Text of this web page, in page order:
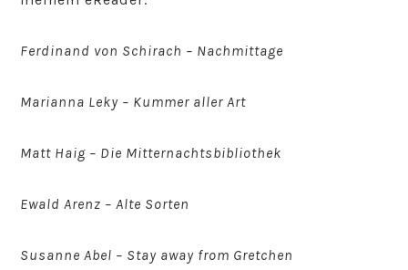
Ferdinand von Schirach – Nachmittage
Marianna Leky – Kummer aller Art
Matt Haig – Die Mitternachtsbibliothek
Ewald Arenz – Alte Sorten
Susanne Abel – Stay away from Gretchen